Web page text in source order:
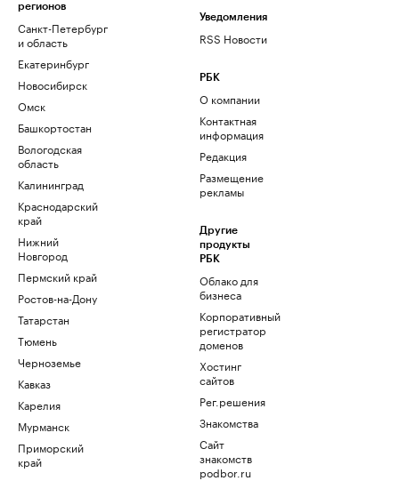
регионов
Санкт-Петербург
и область
Екатеринбург
Новосибирск
Омск
Башкортостан
Вологодская
область
Калининград
Краснодарский
край
Нижний
Новгород
Пермский край
Ростов-на-Дону
Татарстан
Тюмень
Черноземье
Кавказ
Карелия
Мурманск
Приморский
край
Уведомления
RSS Новости
РБК
О компании
Контактная
информация
Редакция
Размещение
рекламы
Другие
продукты
РБК
Облако для
бизнеса
Корпоративный
регистратор
доменов
Хостинг
сайтов
Рег.решения
Знакомства
Сайт
знакомств
podbor.ru